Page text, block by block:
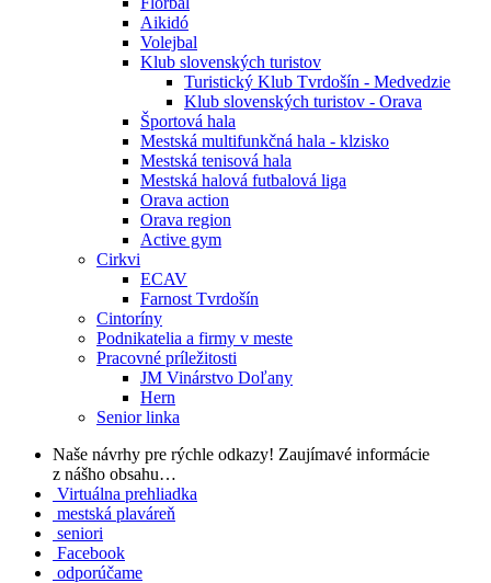
Aikidó
Volejbal
Klub slovenských turistov
Turistický Klub Tvrdošín - Medvedzie
Klub slovenských turistov - Orava
Športová hala
Mestská multifunkčná hala - klzisko
Mestská tenisová hala
Mestská halová futbalová liga
Orava action
Orava region
Active gym
Cirkvi
ECAV
Farnost Tvrdošín
Cintoríny
Podnikatelia a firmy v meste
Pracovné príležitosti
JM Vinárstvo Doľany
Hern
Senior linka
Naše návrhy pre rýchle odkazy! Zaujímavé informácie
z nášho obsahu…
Virtuálna prehliadka
mestská plaváreň
seniori
Facebook
odporúčame